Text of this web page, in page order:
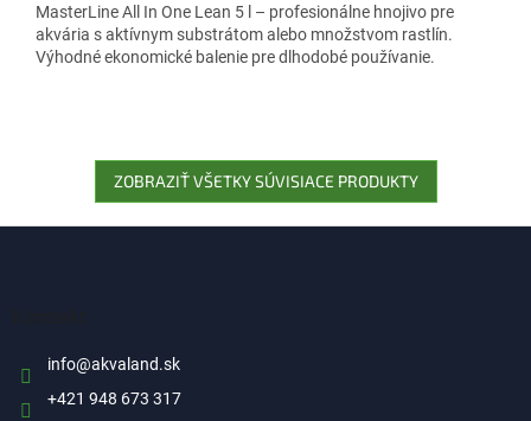
MasterLine All In One Lean 5 l – profesionálne hnojivo pre
akvária s aktívnym substrátom alebo množstvom rastlín.
Výhodné ekonomické balenie pre dlhodobé používanie.
ZOBRAZIŤ VŠETKY SÚVISIACE PRODUKTY
info@akvaland.sk
+421 948 673 317